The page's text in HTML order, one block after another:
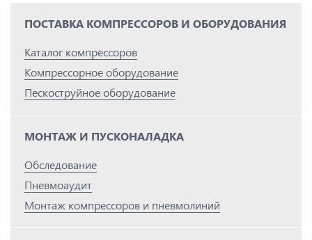
ПОСТАВКА КОМПРЕССОРОВ И ОБОРУДОВАНИЯ
Каталог компрессоров
Компрессорное оборудование
Пескоструйное оборудование
МОНТАЖ И ПУСКОНАЛАДКА
Обследование
Пневмоаудит
Монтаж компрессоров и пневмолиний